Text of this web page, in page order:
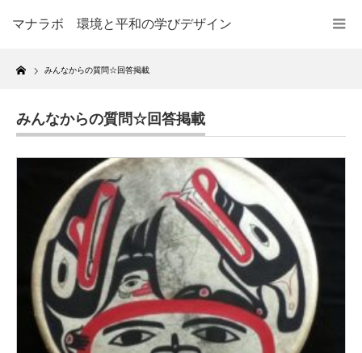
マナラボ 環境と平和の学びデザイン
Home
みんなからの質問☆回答掲載
みんなからの質問☆回答掲載